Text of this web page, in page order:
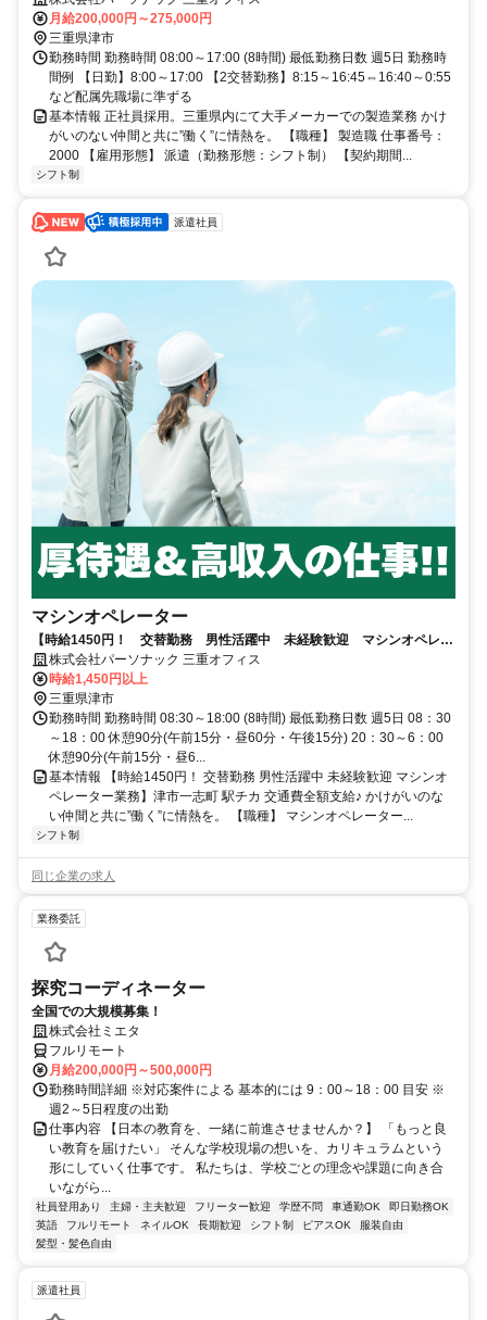
月給200,000円～275,000円
三重県津市
勤務時間 勤務時間 08:00～17:00 (8時間) 最低勤務日数 週5日 勤務時
間例 【日勤】8:00～17:00 【2交替勤務】8:15～16:45⇔16:40～0:55
など配属先職場に準ずる
基本情報 正社員採用。三重県内にて大手メーカーでの製造業務 かけ
がいのない仲間と共に”働く”に情熱を。 【職種】 製造職 仕事番号：
2000 【雇用形態】 派遣（勤務形態：シフト制） 【契約期間...
シフト制
派遣社員
マシンオペレーター
【時給1450円！ 交替勤務 男性活躍中 未経験歓迎 マシンオペレー
ター業務】津市一志町 駅チカ 交通費全額支給♪
株式会社パーソナック 三重オフィス
時給1,450円以上
三重県津市
勤務時間 勤務時間 08:30～18:00 (8時間) 最低勤務日数 週5日 08：30
～18：00 休憩90分(午前15分・昼60分・午後15分) 20：30～6：00
休憩90分(午前15分・昼6...
基本情報 【時給1450円！ 交替勤務 男性活躍中 未経験歓迎 マシンオ
ペレーター業務】津市一志町 駅チカ 交通費全額支給♪ かけがいのな
い仲間と共に”働く”に情熱を。 【職種】 マシンオペレーター...
シフト制
同じ企業の求人
業務委託
探究コーディネーター
全国での大規模募集！
株式会社ミエタ
フルリモート
月給200,000円～500,000円
勤務時間詳細 ※対応案件による 基本的には 9：00～18：00 目安 ※
週2～5日程度の出勤
仕事内容 【日本の教育を、一緒に前進させませんか？】 「もっと良
い教育を届けたい」 そんな学校現場の想いを、カリキュラムという
形にしていく仕事です。 私たちは、学校ごとの理念や課題に向き合
いながら...
社員登用あり 主婦・主夫歓迎 フリーター歓迎 学歴不問 車通勤OK
即日勤務OK
英語
フルリモート ネイルOK 長期歓迎 シフト制 ピアスOK
服装自由
髪型・髪色自由
派遣社員